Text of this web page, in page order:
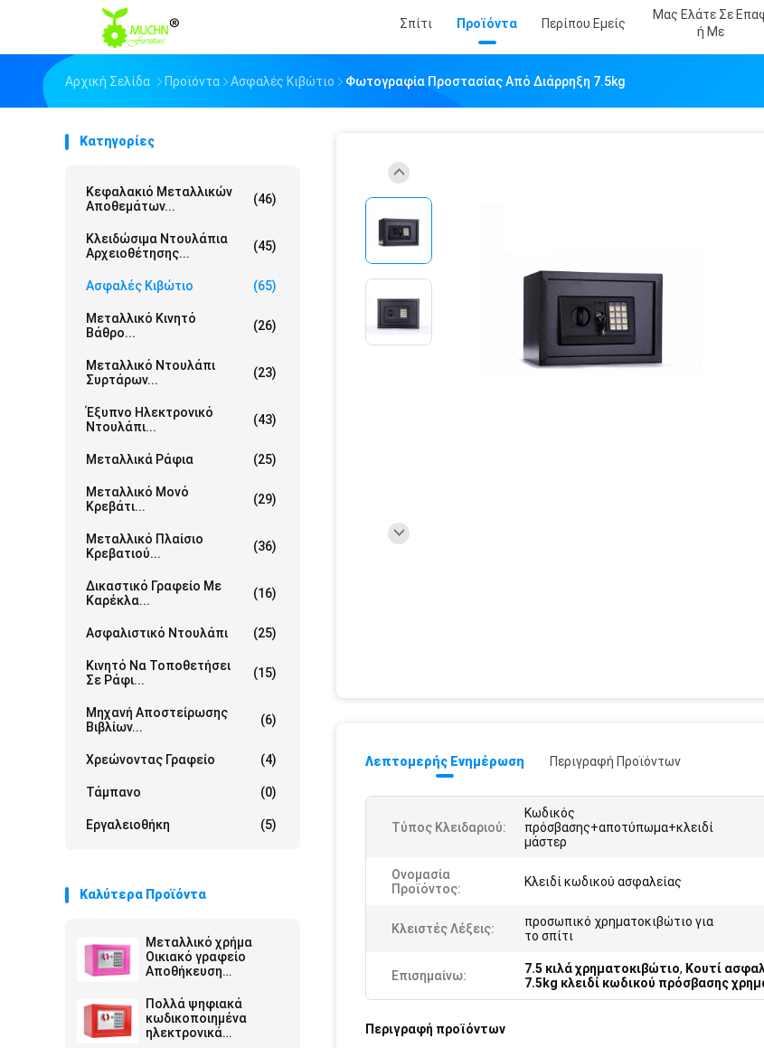
Σπίτι Προϊόντα Περίπου Εμείς
Μας Ελάτε Σε
Ή Με
Αρχική Σελίδα Προϊόντα Ασφαλές Κιβώτιο Φωτογραφία Προστασίας Από Διάρρηξη 7.5kg
Κατηγορίες
Κεφαλακιό Μεταλλικών
Αποθεμάτων...
(46)
Κλειδώσιμα Ντουλάπια
Αρχειοθέτησης...
(45)
Ασφαλές Κιβώτιο (65)
Μεταλλικό Κινητό
Βάθρο...
(26)
Μεταλλικό Ντουλάπι
Συρτάρων...
(23)
Έξυπνο Ηλεκτρονικό
Ντουλάπι...
(43)
Μεταλλικά Ράφια (25)
Μεταλλικό Μονό
Κρεβάτι...
(29)
Μεταλλικό Πλαίσιο
Κρεβατιού...
(36)
Δικαστικό Γραφείο Με
Καρέκλα...
(16)
Ασφαλιστικό Ντουλάπι (25)
Κινητό Να Τοποθετήσει
Σε Ράφι...
(15)
Μηχανή Αποστείρωσης
Βιβλίων...
(6)
Χρεώνοντας Γραφείο (4)
Τάμπανο (0)
Εργαλειοθήκη (5)
Καλύτερα Προϊόντα
Μεταλλικό χρήμα
Οικιακό γραφείο
Αποθήκευση
Πολλά ψηφιακά
κωδικοποιημένα
ηλεκτρονικά
Λεπτομερής Ενημέρωση Περιγραφή Προϊόντων
Τύπος Κλειδαριού:
Κωδικός
πρόσβασης+αποτύπωμα+κλειδί
μάστερ
Ονομασία
Προϊόντος:
Κλειδί κωδικού ασφαλείας
Κλειστές Λέξεις:
προσωπικό χρηματοκιβώτιο για
το σπίτι
Επισημαίνω: 7.5 κιλά χρηματοκιβώτιο, Κουτί
7.5kg κλειδί κωδικού πρόσβασης
Περιγραφή προϊόντων